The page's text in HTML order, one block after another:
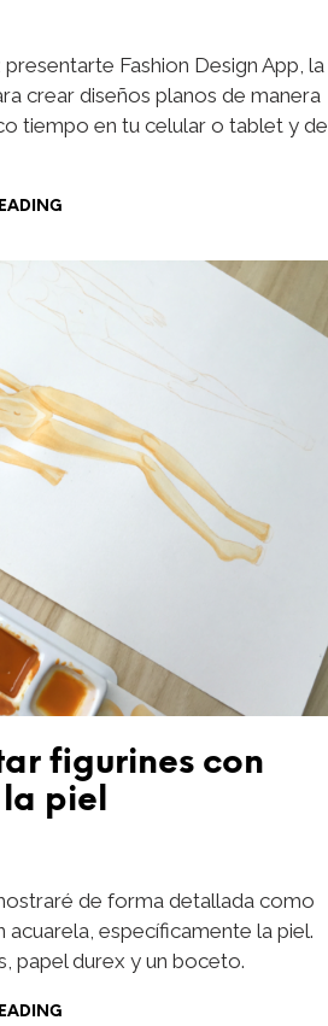
Fashion Design App, la
crear diseños planos de manera
tiempo en tu celular o tablet y de
figurines con
piel
de forma detallada como
acuarela, específicamente la piel.
papel durex y un boceto.